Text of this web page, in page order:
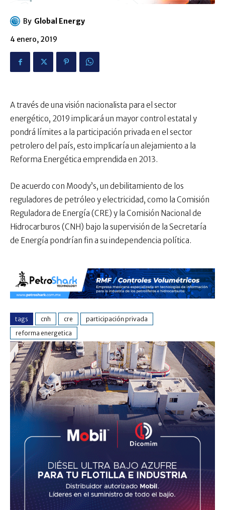
By Global Energy
4 enero, 2019
A través de una visión nacionalista para el sector
energético, 2019 implicará un mayor control estatal y
pondrá límites a la participación privada en el sector
petrolero del país, esto implicaría un alejamiento a la
Reforma Energética emprendida en 2013.
De acuerdo con Moody’s, un debilitamiento de los
reguladores de petróleo y electricidad, como la Comisión
Reguladora de Energía (CRE) y la Comisión Nacional de
Hidrocarburos (CNH) bajo la supervisión de la Secretaría
de Energía pondrían fin a su independencia política.
tags cnh cre
participación privada
reforma energetica